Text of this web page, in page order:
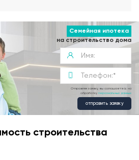
Семейная ипотека
на строительство дома
Отправляя заявку, вы соглашаетесь на
обработку персональных данных
отправить заявку
строительства